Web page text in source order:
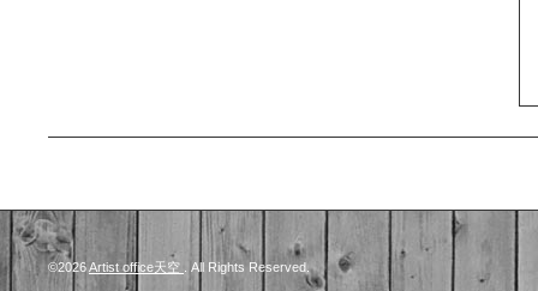
©2026Artist office天空 . All Rights Reserved.